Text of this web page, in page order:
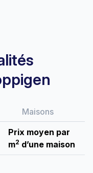
Maisons
Prix moyen par
m2 d’une maison